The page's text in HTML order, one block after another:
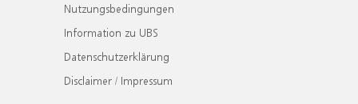
Nutzungsbedingungen
Information zu UBS
Datenschutzerklärung
Disclaimer / Impressum